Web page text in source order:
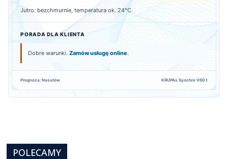
Jutro: bezchmurnie, temperatura ok. 24°C.
PORADA DLA KLIENTA
Dobre warunki. Zamów usługę online.
Prognoza: Nasutów KRUPAs Synchro V60.1
POLECAMY